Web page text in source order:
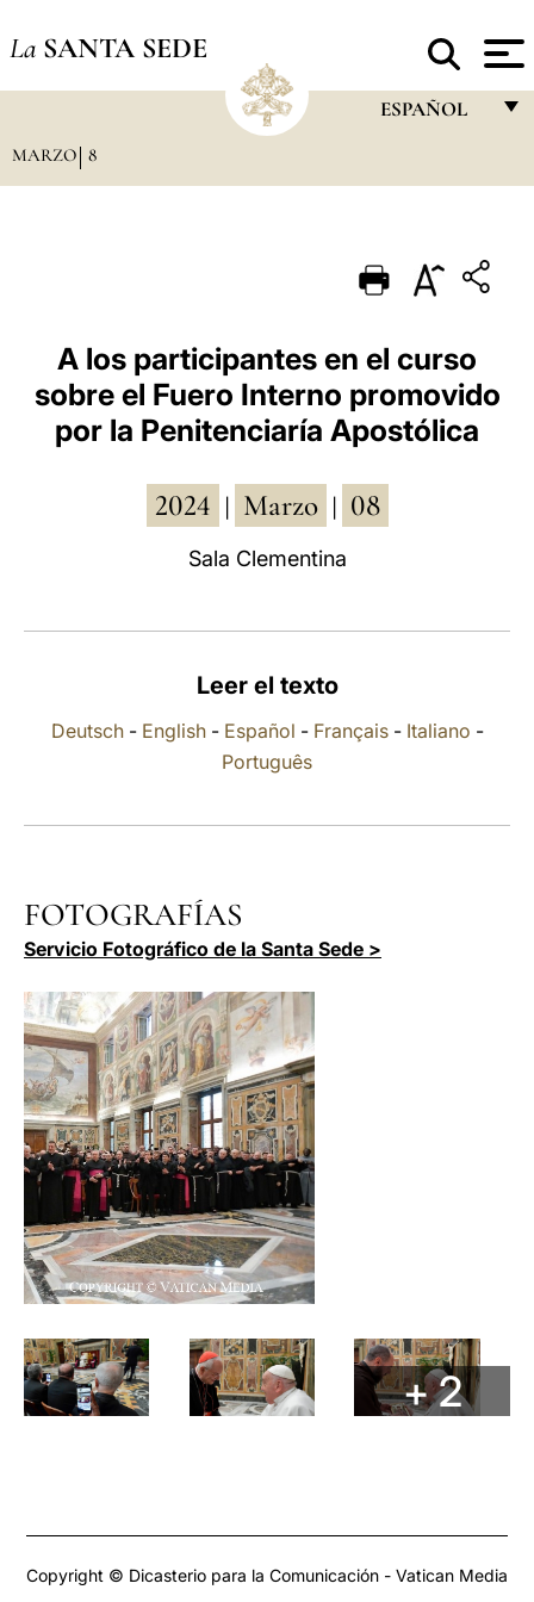
La SANTA SEDE
ESPAÑOL
PORTUGUÊS
ESPAÑOL
DEUTSCH
POLSKI
العربيّة
中文
MARZO 8
A los participantes en el curso
sobre el Fuero Interno promovido
por la Penitenciaría Apostólica
2024 Marzo 08
Sala Clementina
Leer el texto
Deutsch- English- Español - Français- Italiano -
Português
FOTOGRAFÍAS
Servicio Fotográfico de la Santa Sede >
+ 2
Copyright © Dicasterio para la Comunicación - Vatican Media